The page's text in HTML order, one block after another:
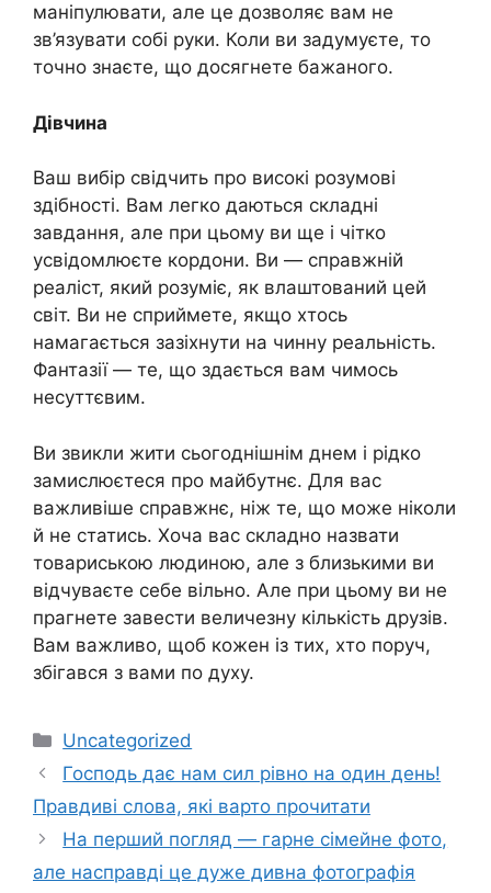
маніпулювати, але це дозволяє вам не
зв’язувати собі руки. Коли ви задумуєте, то
точно знаєте, що досягнете бажаного.
Дівчина
Ваш вибір свідчить про високі розумові
здібності. Вам легко даються складні
завдання, але при цьому ви ще і чітко
усвідомлюєте кордони. Ви — справжній
реаліст, який розуміє, як влаштований цей
світ. Ви не сприймете, якщо хтось
намагається зазіхнути на чинну реальність.
Фантазії — те, що здається вам чимось
несуттєвим.
Ви звикли жити сьогоднішнім днем і рідко
замислюєтеся про майбутнє. Для вас
важливіше справжнє, ніж те, що може ніколи
й не статись. Хоча вас складно назвати
товариською людиною, але з близькими ви
відчуваєте себе вільно. Але при цьому ви не
прагнете завести величезну кількість друзів.
Вам важливо, щоб кожен із тих, хто поруч,
збігався з вами по духу.
Категорії
Uncategorized
Господь дає нам сил рівно на один день!
Правдиві слова, які варто прочитати
На перший погляд — гарне сімейне фото,
але насправді це дуже дивна фотографія